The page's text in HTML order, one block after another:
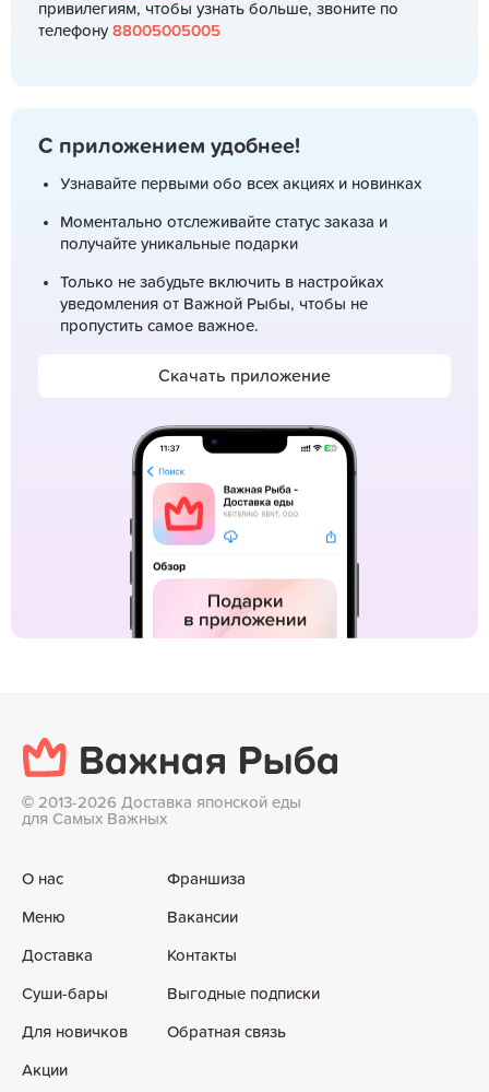
привилегиям, чтобы узнать больше, звоните по
телефону 88005005005
С приложением удобнее!
Узнавайте первыми обо всех акциях и новинках
Моментально отслеживайте статус заказа и
получайте уникальные подарки
Только не забудьте включить в настройках
уведомления от Важной Рыбы, чтобы не
пропустить самое важное.
Скачать приложение
© 2013-2026 Доставка японской еды
для Самых Важных
О нас
Меню
Доставка
Суши-бары
Для новичков
Акции
Франшиза
Вакансии
Контакты
Выгодные подписки
Обратная связь